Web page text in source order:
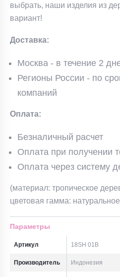
выбрать, наши изделия из
вариант!
Доставка:
Москва - в течение 2
Регионы России - по
компаний
Оплата:
Безналичный расчет
Оплата при получении
Оплата через систему
(материал: тропическое
цветовая гамма:
Параметры
Артикул 18SH 01B
Производитель Индонезия